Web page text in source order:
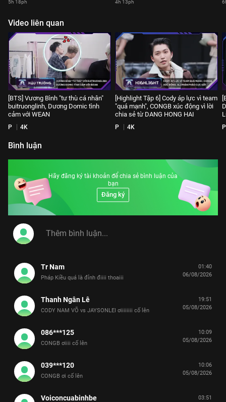
5h 18ph 4h 13ph
Video liên quan
[BTS] Vương Bình "tư thù cá nhân"
buitruonglinh, Dương Domic tình
cảm với WEAN
P 4K
[Highlight Tập 6] Cody áp lực vì team
"quá mạnh", CONGB xúc động vì lời
chia sẻ từ DANG HONG HAI
P 4K P
Bình luận
Hãy đăng ký tài khoản để chia sẻ bình luận của
bạn
Đăng ký
Tr Nam
Pháp Kiều quá là đỉnh điiii thoaiii
01:40
06/08/2026
Thanh Ngân Lê
CODY NAM VÕ vs JAYSONLEI ơiiiiiiii cố lên
19:51
05/08/2026
086***125
CONGB ơiiii cố lên
10:09
05/08/2026
039***120
CONGB ơi cố lên
10:06
05/08/2026
Voiconcuabinhbe 03:51